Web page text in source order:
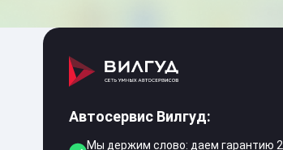
Автосервис Вилгуд:
Мы держим слово: даем гарантию 2